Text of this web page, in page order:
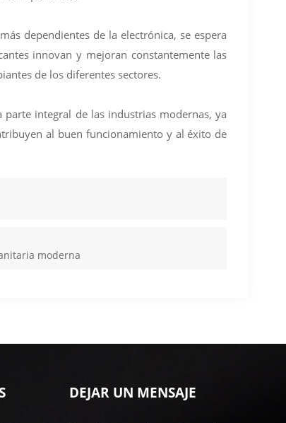
dependientes de la electrónica, se espera
innovan y mejoran constantemente las
de los diferentes sectores.
integral de las industrias modernas, ya
al buen funcionamiento y al éxito de
moderna
DEJAR UN MENSAJE